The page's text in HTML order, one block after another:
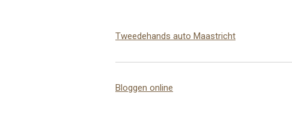
Tweedehands auto Maastricht
Bloggen online